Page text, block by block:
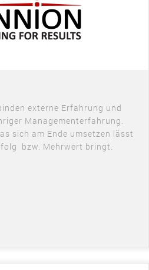
externe Erfahrung und
Managementerfahrung.
sich am Ende umsetzen lässt
bzw. Mehrwert bringt.